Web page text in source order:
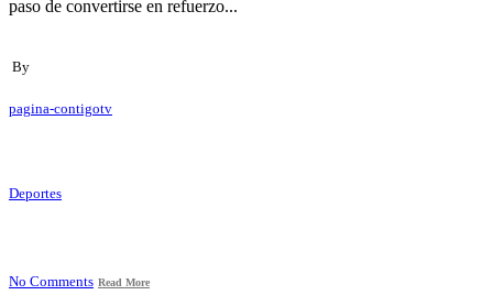
paso de convertirse en refuerzo...
By
pagina-contigotv
Deportes
No Comments Read More